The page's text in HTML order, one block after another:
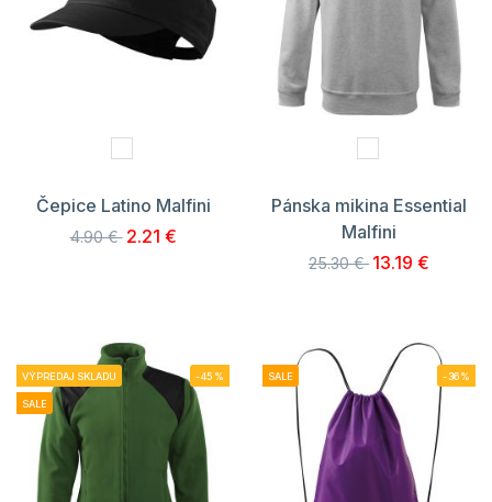
Čepice Latino Malfini
4.90 € 2.21 €
Pánska mikina Essential
Malfini
25.30 € 13.19 €
VÝPREDAJ SKLADU
SALE
-45% SALE -36%